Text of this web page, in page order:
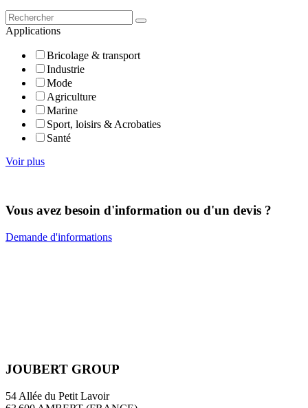
Applications
Bricolage & transport
Industrie
Mode
Agriculture
Marine
Sport, loisirs & Acrobaties
Santé
Voir plus
Vous avez besoin d'information ou d'un devis ?
Demande d'informations
JOUBERT GROUP
54 Allée du Petit Lavoir